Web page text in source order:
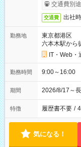
交通費別
交通費 出社
勤務地
東京都港区
六本木駅から
IT・Web・
勤務時間 9:00～16:00
期間 2026/8/17～
特徴 履歴書不要 /
気になる！